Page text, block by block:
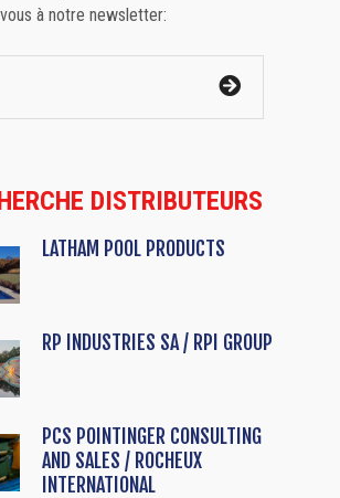
à notre newsletter:
DISTRIBUTEURS
LATHAM POOL PRODUCTS
RP INDUSTRIES SA / RPI GROUP
PCS POINTINGER CONSULTING
AND SALES / ROCHEUX
INTERNATIONAL